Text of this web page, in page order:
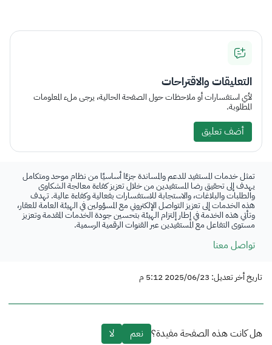
التعليقات والاقتراحات
لأي استفسارات أو ملاحظات حول الصفحة الحالية، يرجى ملء المعلومات
المطلوبة.
أضف تعليق
تمثل خدمات المستفيد للدعم والمساندة جزءًا أساسيًا من نظام موحد ومتكامل
يهدف إلى تحقيق رضا المستفيدين من خلال تعزيز كفاءة معالجة الشكاوى
والطلبات والبلاغات، والاستجابة للاستفسارات بفعالية وكفاءة عالية. تهدف
هذه الخدمات إلى تعزيز التواصل الإلكتروني مع المسؤولين في الهيئة العامة للعقار،
وتأتي هذه الخدمة في إطار إلتزام الهيئة بتحسين جودة الخدمات المقدمة وتعزيز
مستوى التفاعل مع المستفيدين عبر القنوات الرقمية الرسمية.
تواصل معنا
تاريخ أخر تعديل: 2025/06/23 5:12 م
هل كانت هذه الصفحة مفيدة؟ نعم
لا